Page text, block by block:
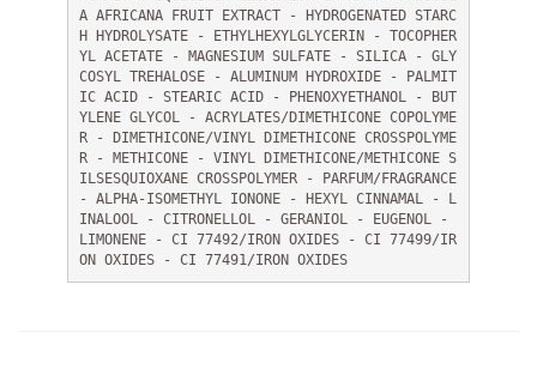
A AFRICANA FRUIT EXTRACT - HYDROGENATED STARC
H HYDROLYSATE - ETHYLHEXYLGLYCERIN - TOCOPHER
YL ACETATE - MAGNESIUM SULFATE - SILICA - GLY
COSYL TREHALOSE - ALUMINUM HYDROXIDE - PALMIT
IC ACID - STEARIC ACID - PHENOXYETHANOL - BUT
YLENE GLYCOL - ACRYLATES/DIMETHICONE COPOLYME
R - DIMETHICONE/VINYL DIMETHICONE CROSSPOLYME
R - METHICONE - VINYL DIMETHICONE/METHICONE S
ILSESQUIOXANE CROSSPOLYMER - PARFUM/FRAGRANCE
- ALPHA-ISOMETHYL IONONE - HEXYL CINNAMAL - L
INALOOL - CITRONELLOL - GERANIOL - EUGENOL -
LIMONENE - CI 77492/IRON OXIDES - CI 77499/IR
ON OXIDES - CI 77491/IRON OXIDES